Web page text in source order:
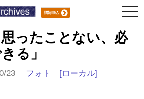
思ったことない、必
る」
23 フォト [ローカル]